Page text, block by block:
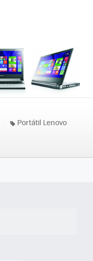
Portátil Lenovo